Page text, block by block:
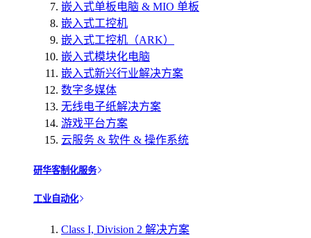
嵌入式单板电脑 & MIO 单板
嵌入式工控机
嵌入式工控机（ARK）
嵌入式模块化电脑
嵌入式新兴行业解决方案
数字多媒体
无线电子纸解决方案
游戏平台方案
云服务 & 软件 & 操作系统
研华客制化服务
工业自动化
Class I, Division 2 解决方案